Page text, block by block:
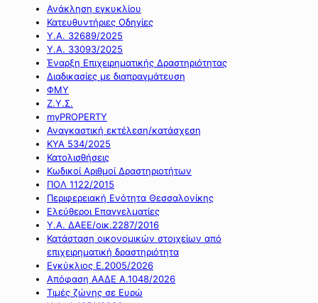
Ανάκληση εγκυκλίου
Κατευθυντήριες Οδηγίες
Υ.Α. 32689/2025
Υ.Α. 33093/2025
Έναρξη Επιχειρηματικής Δραστηριότητας
Διαδικασίες με διαπραγμάτευση
ΦΜΥ
Ζ.Υ.Σ.
myPROPERTY
Αναγκαστική εκτέλεση/κατάσχεση
ΚΥΑ 534/2025
Κατολισθήσεις
Κωδικοί Αριθμοί Δραστηριοτήτων
ΠΟΛ 1122/2015
Περιφερειακή Ενότητα Θεσσαλονίκης
Ελεύθεροι Επαγγελματίες
Υ.Α. ΔΑΕΕ/οικ.2287/2016
Κατάσταση οικονομικών στοιχείων από
επιχειρηματική δραστηριότητα
Εγκύκλιος Ε.2005/2026
Απόφαση ΑΑΔΕ Α.1048/2026
Τιμές ζώνης σε Ευρώ